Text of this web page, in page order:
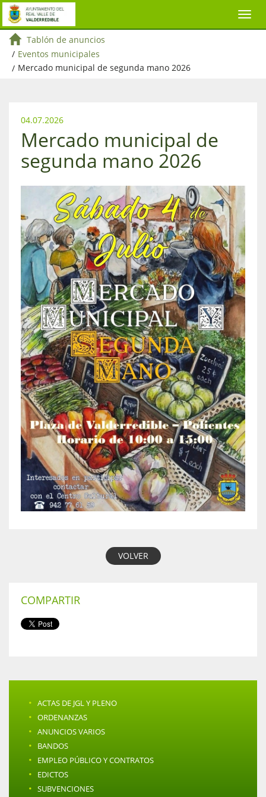
Tablón de anuncios
/ Eventos municipales
/ Mercado municipal de segunda mano 2026
04.07.2026
Mercado municipal de
segunda mano 2026
VOLVER
COMPARTIR
· ACTAS DE JGL Y PLENO
· ORDENANZAS
· ANUNCIOS VARIOS
· BANDOS
· EMPLEO PÚBLICO Y CONTRATOS
· EDICTOS
· SUBVENCIONES